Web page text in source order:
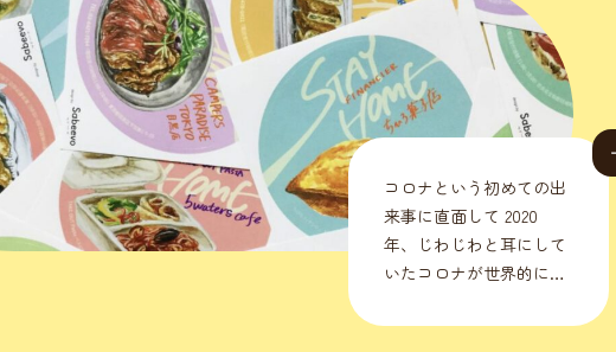
人にも動物にも
優しいを目指して
初の店舗デザインへの挑戦！